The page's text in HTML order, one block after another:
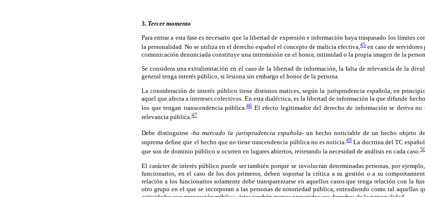
3. Tercer momento
Para entrar a esta fase es necesario que la libertad de expresión e información haya traspasado los límites
la personalidad. No se utiliza en el derecho español el concepto de malicia efectiva,45 en caso de
comunicación denunciada constituye una intromisión en el honor, intimidad o la propia imagen de la
Se considera una extralimitación en el caso de la libertad de información, la falta de relevancia de la
general tenga interés público, si lesiona sin embargo el honor de la persona.
La consideración de interés público tiene distintos matices, según la jurisprudencia española, en
aquel que afecta a intereses colectivos. En esta dialéctica, es la libertad de información la que difunde
los que tengan transcendencia pública.46El efecto legitimador del derecho de información se deriva no
relevancia pública.47
Debe distinguirse -ha marcado la jurisprudencia española-un hecho noticiable de un hecho objeto
suprema define que el hecho que no tiene trascendencia pública no es noticia.49La doctrina del TC
que son de dominio público u ocurren en lugares abiertos, reiterando la necesidad de análisis en cada caso.50
El carácter de interés público puede ser también porque se involucran determinadas personas, por
funcionarios, en el caso de los dos primeros, deben soportar la crítica a su gestión o a su
relación a los funcionarios solamente debe transparentarse en aquellos casos que tenga relación con la
otro grupo en el que se incorporan a las personas de notoriedad pública, entendiendo como tal aquellas